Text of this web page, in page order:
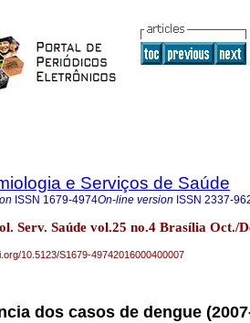
e Serviços de Saúde
ISSN 1679-4974On-line version ISSN 2337-
Serv. Saúde vol.25 no.4 Brasília Oct./
10.5123/S1679-49742016000400007
dos casos de dengue